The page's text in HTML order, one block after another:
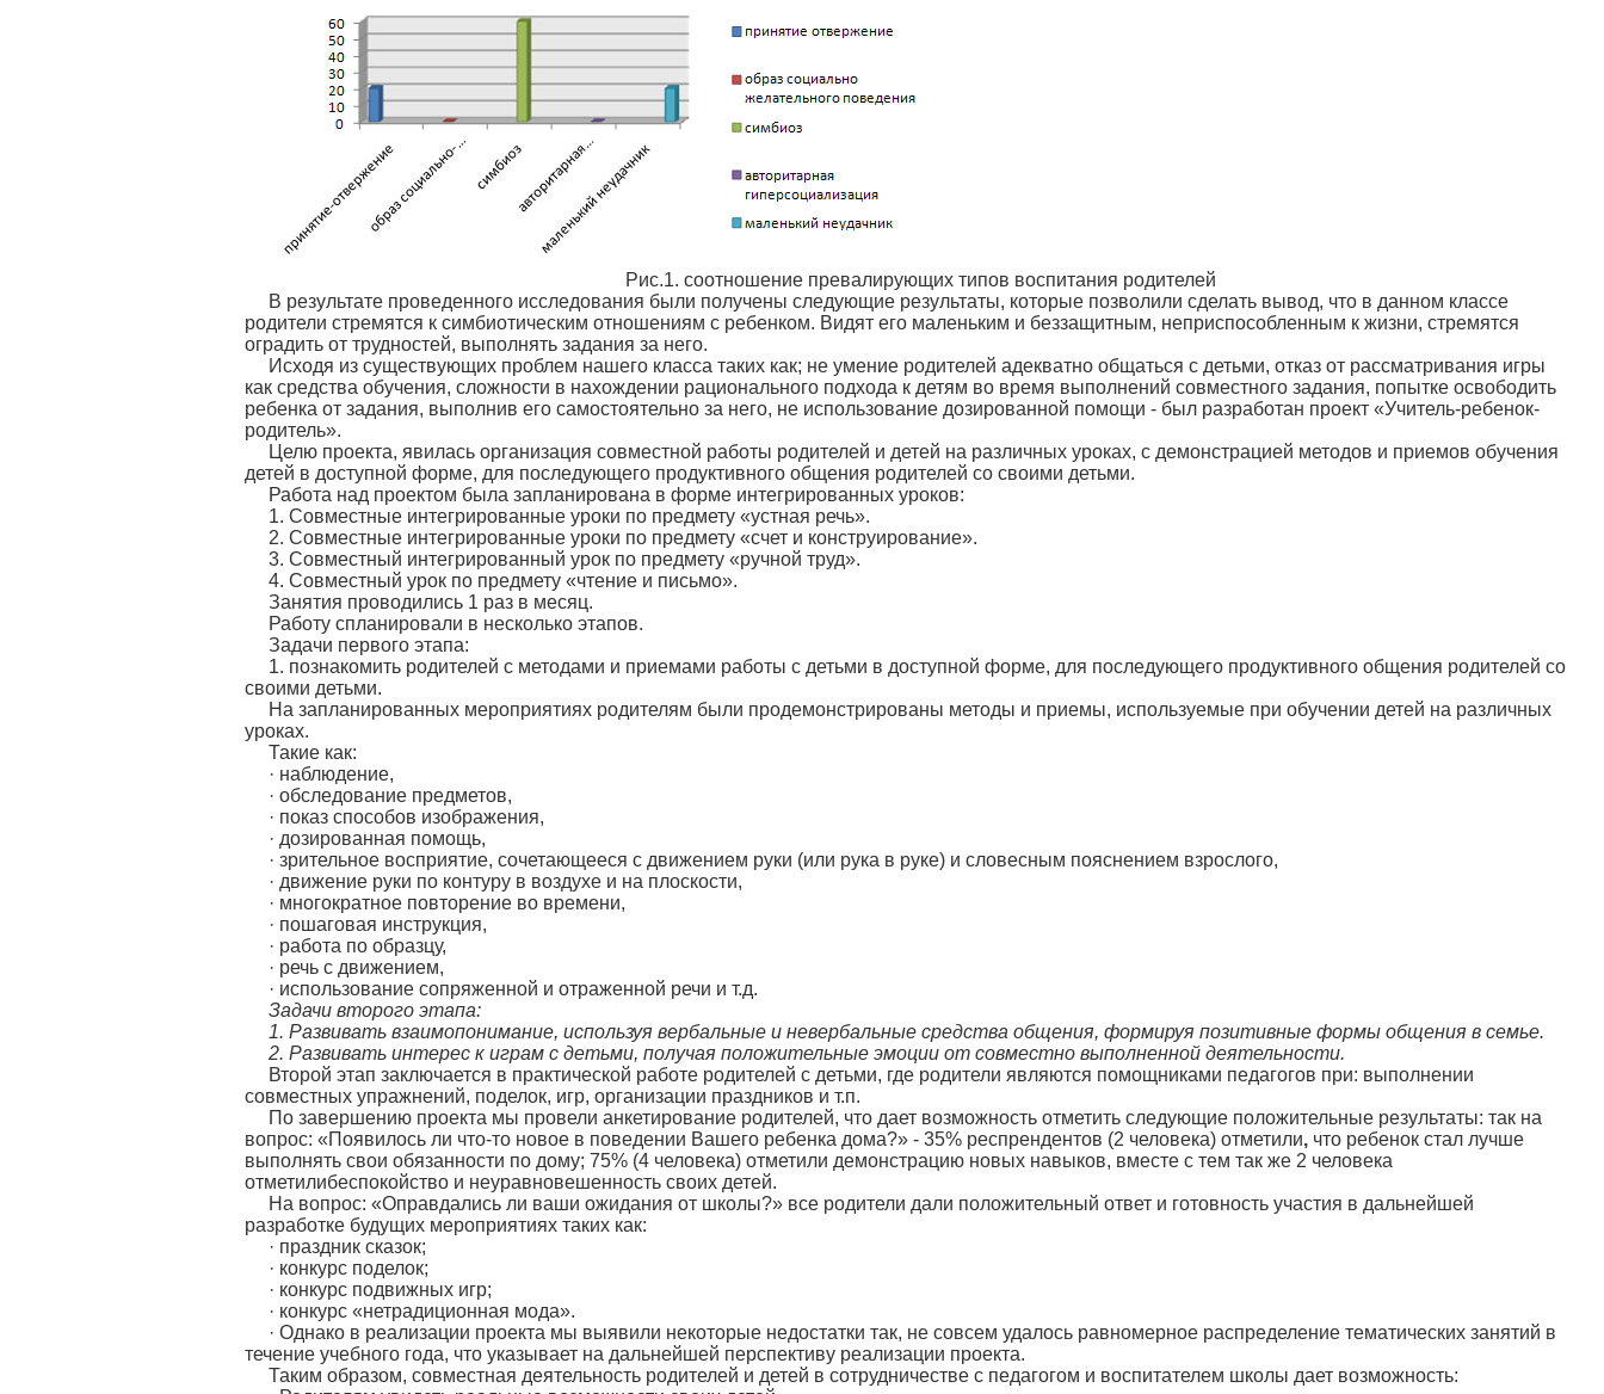
Рис.1. соотношение превалирующих типов воспитания родителей
В результате проведенного исследования были получены следующие результаты, которые позволили сделать вывод, что в данном классе
родители стремятся к симбиотическим отношениям с ребенком. Видят его маленьким и беззащитным, неприспособленным к жизни, стремятся
оградить от трудностей, выполнять задания за него.
Исходя из существующих проблем нашего класса таких как; не умение родителей адекватно общаться с детьми, отказ от рассматривания игры
как средства обучения, сложности в нахождении рационального подхода к детям во время выполнений совместного задания, попытке освободить
ребенка от задания, выполнив его самостоятельно за него, не использование дозированной помощи - был разработан проект «Учитель-ребенок-
родитель».
Целю проекта, явилась организация совместной работы родителей и детей на различных уроках, с демонстрацией методов и приемов обучения
детей в доступной форме, для последующего продуктивного общения родителей со своими детьми.
Работа над проектом была запланирована в форме интегрированных уроков:
1. Совместные интегрированные уроки по предмету «устная речь».
2. Совместные интегрированные уроки по предмету «счет и конструирование».
3. Совместный интегрированный урок по предмету «ручной труд».
4. Совместный урок по предмету «чтение и письмо».
Занятия проводились 1 раз в месяц.
Работу спланировали в несколько этапов.
Задачи первого этапа:
1. познакомить родителей с методами и приемами работы с детьми в доступной форме, для последующего продуктивного общения родителей со
своими детьми.
На запланированных мероприятиях родителям были продемонстрированы методы и приемы, используемые при обучении детей на различных
уроках.
Такие как:
· наблюдение,
· обследование предметов,
· показ способов изображения,
· дозированная помощь,
· зрительное восприятие, сочетающееся с движением руки (или рука в руке) и словесным пояснением взрослого,
· движение руки по контуру в воздухе и на плоскости,
· многократное повторение во времени,
· пошаговая инструкция,
· работа по образцу,
· речь с движением,
· использование сопряженной и отраженной речи и т.д.
Задачи второго этапа:
1. Развивать взаимопонимание, используя вербальные и невербальные средства общения, формируя позитивные формы общения в семье.
2. Развивать интерес к играм с детьми, получая положительные эмоции от совместно выполненной деятельности.
Второй этап заключается в практической работе родителей с детьми, где родители являются помощниками педагогов при: выполнении
совместных упражнений, поделок, игр, организации праздников и т.п.
По завершению проекта мы провели анкетирование родителей, что дает возможность отметить следующие положительные результаты: так на
вопрос: «Появилось ли что-то новое в поведении Вашего ребенка дома?» - 35% респрендентов (2 человека) отметили, что ребенок стал лучше
выполнять свои обязанности по дому; 75% (4 человека) отметили демонстрацию новых навыков, вместе с тем так же 2 человека
отметилибеспокойство и неуравновешенность своих детей.
На вопрос: «Оправдались ли ваши ожидания от школы?» все родители дали положительный ответ и готовность участия в дальнейшей
разработке будущих мероприятиях таких как:
· праздник сказок;
· конкурс поделок;
· конкурс подвижных игр;
· конкурс «нетрадиционная мода».
· Однако в реализации проекта мы выявили некоторые недостатки так, не совсем удалось равномерное распределение тематических занятий в
течение учебного года, что указывает на дальнейшей перспективу реализации проекта.
Таким образом, совместная деятельность родителей и детей в сотрудничестве с педагогом и воспитателем школы дает возможность: